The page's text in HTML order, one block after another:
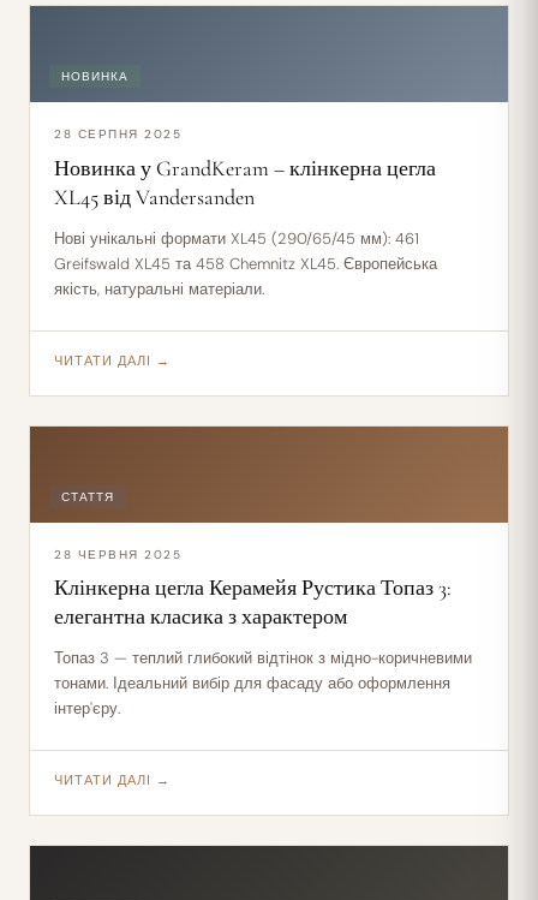
НОВИНКА
28 СЕРПНЯ 2025
Новинка у GrandKeram – клінкерна цегла
XL45 від Vandersanden
Нові унікальні формати XL45 (290/65/45 мм): 461
Greifswald XL45 та 458 Chemnitz XL45. Європейська
якість, натуральні матеріали.
ЧИТАТИ ДАЛІ →
СТАТТЯ
28 ЧЕРВНЯ 2025
Клінкерна цегла Керамейя Рустика Топаз 3:
елегантна класика з характером
Топаз 3 — теплий глибокий відтінок з мідно-коричневими
тонами. Ідеальний вибір для фасаду або оформлення
інтер'єру.
ЧИТАТИ ДАЛІ →